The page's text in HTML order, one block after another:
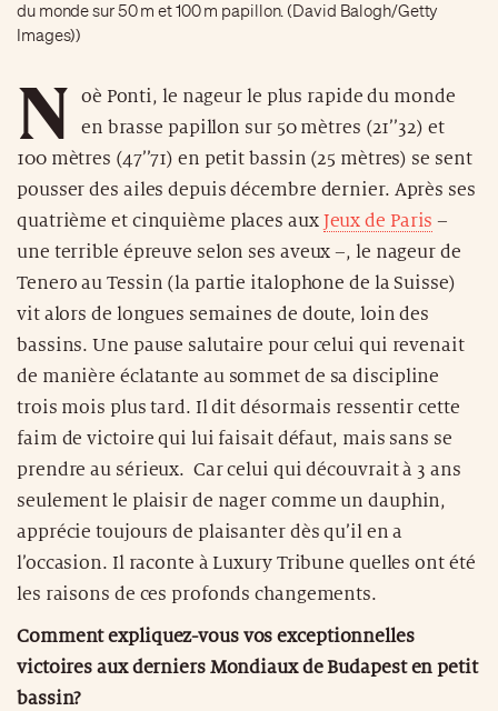
du monde sur 50 m et 100 m papillon. (David Balogh/Getty
Images))
N
oè Ponti, le nageur le plus rapide du monde
en brasse papillon sur 50 mètres (21’’32) et
100 mètres (47’’71) en petit bassin (25 mètres) se sent
pousser des ailes depuis décembre dernier. Après ses
quatrième et cinquième places aux Jeux de Paris –
une terrible épreuve selon ses aveux –, le nageur de
Tenero au Tessin (la partie italophone de la Suisse)
vit alors de longues semaines de doute, loin des
bassins. Une pause salutaire pour celui qui revenait
de manière éclatante au sommet de sa discipline
trois mois plus tard. Il dit désormais ressentir cette
faim de victoire qui lui faisait défaut, mais sans se
prendre au sérieux. Car celui qui découvrait à 3 ans
seulement le plaisir de nager comme un dauphin,
apprécie toujours de plaisanter dès qu’il en a
l’occasion. Il raconte à Luxury Tribune quelles ont été
les raisons de ces profonds changements.
Comment expliquez-vous vos exceptionnelles
victoires aux derniers Mondiaux de Budapest en petit
bassin?